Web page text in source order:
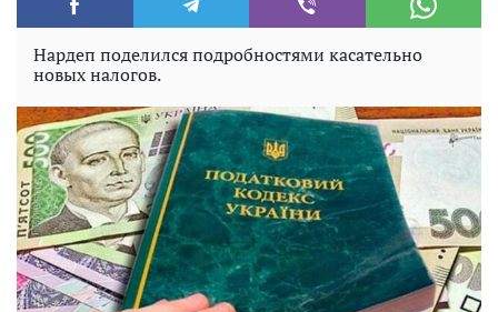
Нардеп поделился подробностями касательно
новых налогов.